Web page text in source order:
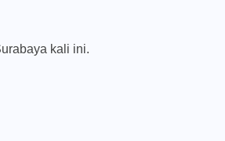
kali ini.